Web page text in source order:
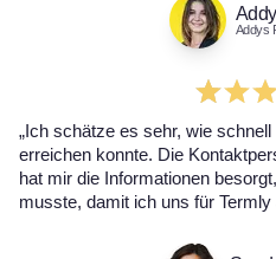
Addy
Addys
„Ich schätze es sehr, wie
erreichen konnte. Die
hat mir die Informationen
musste, damit ich uns für Termly